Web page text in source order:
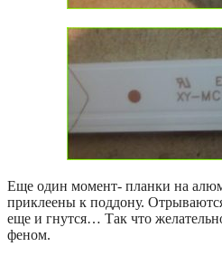
Еще один момент- планки на
приклеены к поддону.
еще и гнутся… Так что
феном.